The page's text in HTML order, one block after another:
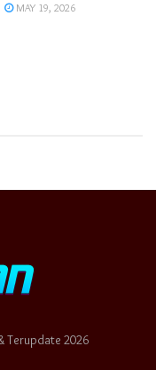
MAY 19, 2026
Terupdate 2026